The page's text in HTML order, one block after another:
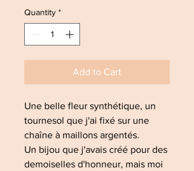
Quantity *
Add to Cart
Une belle fleur synthétique, un
tournesol que j'ai fixé sur une
chaîne à maillons argentés.
Un bijou que j'avais créé pour des
demoiselles d'honneur, mais moi